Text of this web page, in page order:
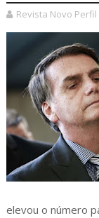
Revista Novo Perfil
elevou o número